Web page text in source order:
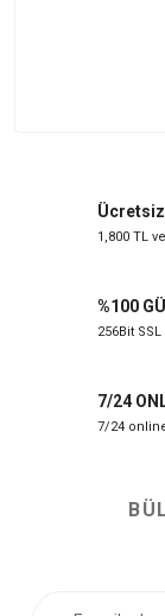
Ücretsiz
1,800 TL
%100
256Bit
7/24
7/24